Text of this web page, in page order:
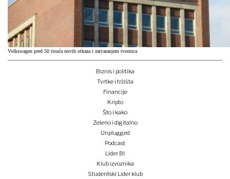
Volkswagen pred 50 tisuća novih otkaza i zatvaranjem tvornica
Biznis i politika
Tvrtke i tržišta
Financije
Kripto
Što i kako
Zeleno i digitalno
Unplugged
Podcast
Lider BI
Klub izvoznika
Studentski Lider klub